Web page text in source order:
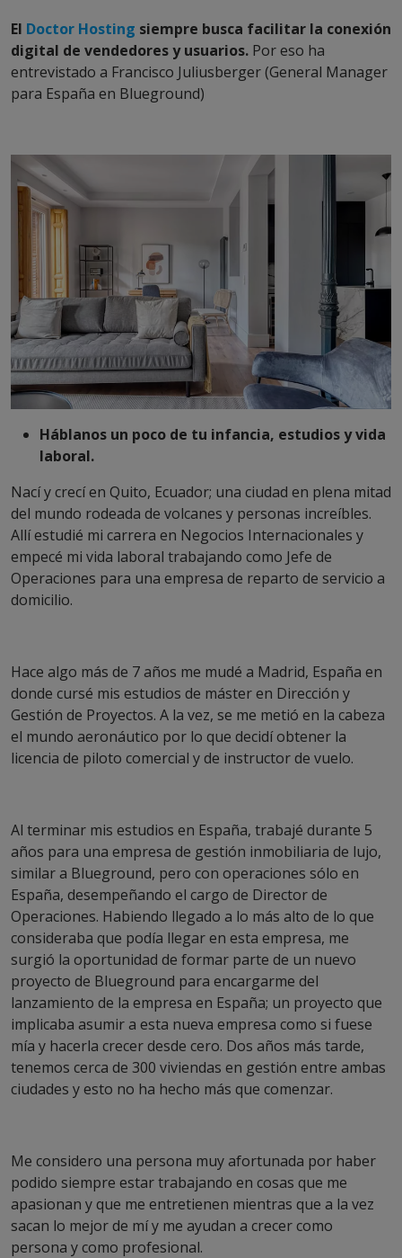
El Doctor Hosting siempre busca facilitar la conexión
digital de vendedores y usuarios. Por eso ha
entrevistado a Francisco Juliusberger (General Manager
para España en Blueground)
Háblanos un poco de tu infancia, estudios y vida
laboral.
Nací y crecí en Quito, Ecuador; una ciudad en plena mitad
del mundo rodeada de volcanes y personas increíbles.
Allí estudié mi carrera en Negocios Internacionales y
empecé mi vida laboral trabajando como Jefe de
Operaciones para una empresa de reparto de servicio a
domicilio.
Hace algo más de 7 años me mudé a Madrid, España en
donde cursé mis estudios de máster en Dirección y
Gestión de Proyectos. A la vez, se me metió en la cabeza
el mundo aeronáutico por lo que decidí obtener la
licencia de piloto comercial y de instructor de vuelo.
Al terminar mis estudios en España, trabajé durante 5
años para una empresa de gestión inmobiliaria de lujo,
similar a Blueground, pero con operaciones sólo en
España, desempeñando el cargo de Director de
Operaciones. Habiendo llegado a lo más alto de lo que
consideraba que podía llegar en esta empresa, me
surgió la oportunidad de formar parte de un nuevo
proyecto de Blueground para encargarme del
lanzamiento de la empresa en España; un proyecto que
implicaba asumir a esta nueva empresa como si fuese
mía y hacerla crecer desde cero. Dos años más tarde,
tenemos cerca de 300 viviendas en gestión entre ambas
ciudades y esto no ha hecho más que comenzar.
Me considero una persona muy afortunada por haber
podido siempre estar trabajando en cosas que me
apasionan y que me entretienen mientras que a la vez
sacan lo mejor de mí y me ayudan a crecer como
persona y como profesional.